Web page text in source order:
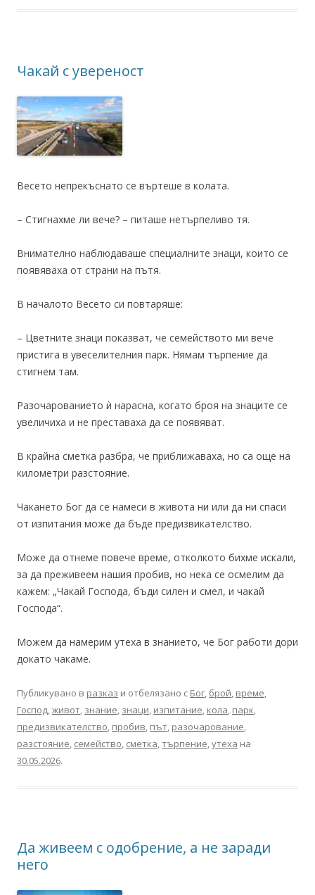
Чакай с увереност
Весето непрекъснато се въртеше в колата.
– Стигнахме ли вече? – питаше нетърпеливо тя.
Внимателно наблюдаваше специалните знаци, които се
появяваха от страни на пътя.
В началото Весето си повтаряше:
– Цветните знаци показват, че семейството ми вече
пристига в увеселителния парк. Нямам търпение да
стигнем там.
Разочарованието ѝ нарасна, когато броя на знаците се
увеличиха и не преставаха да се появяват.
В крайна сметка разбра, че приближаваха, но са още на
километри разстояние.
Чакането Бог да се намеси в живота ни или да ни спаси
от изпитания може да бъде предизвикателство.
Може да отнеме повече време, отколкото бихме искали,
за да преживеем нашия пробив, но нека се осмелим да
кажем: „Чакай Господа, бъди силен и смел, и чакай
Господа“.
Можем да намерим утеха в знанието, че Бог работи дори
докато чакаме.
Публикувано в разказ и отбелязано с Бог, брой, време,
Господ,живот, знание, знаци, изпитание, кола, парк,
предизвикателство, пробив, път, разочарование,
разстояние, семейство, сметка,търпение,утеха на
30.05.2026.
Да живеем с одобрение, а не заради
него